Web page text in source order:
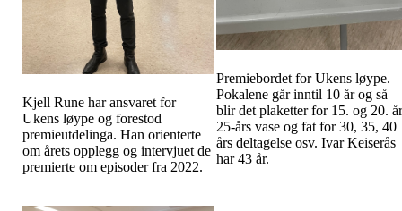
Kjell Rune har ansvaret for
Ukens løype og forestod
premieutdelinga. Han orienterte
om årets opplegg og intervjuet de
premierte om episoder fra 2022.
Premiebordet for Ukens løype.
Pokalene går inntil 10 år og så
blir det plaketter for 15. og 20.
25-års vase og fat for 30, 35, 40
års deltagelse osv. Ivar Keiserås
har 43 år.